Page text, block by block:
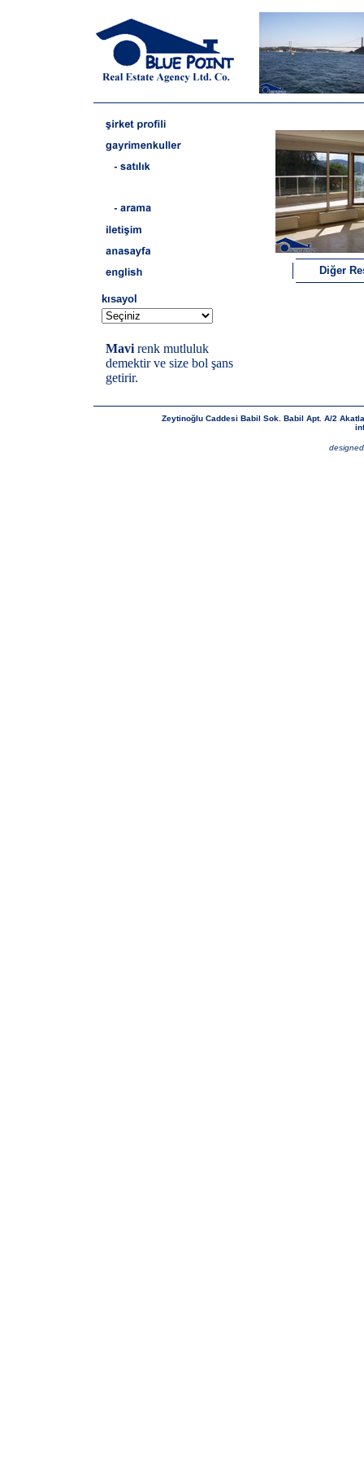
kısayol
Mavi renk mutluluk
demektir ve size bol şans
getirir.
Diğer
Zeytinoğlu Caddesi Babil Sok. Babil Apt. A/2